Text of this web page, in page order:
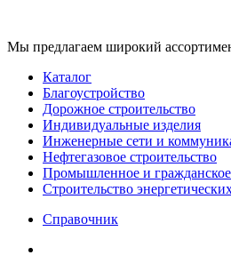
Мы предлагаем широкий
Каталог
Благоустройство
Дорожное строительство
Индивидуальные изделия
Инженерные сети и
Нефтегазовое строительство
Промышленное и гражданское
Строительство
Справочник